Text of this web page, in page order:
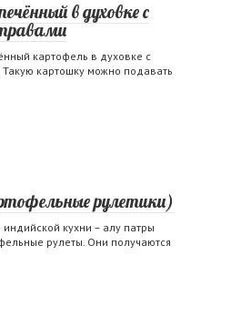
в духовке с
картофель в духовке с
картошку можно подавать
рулетики)
кухни – алу патры
рулеты. Они получаются